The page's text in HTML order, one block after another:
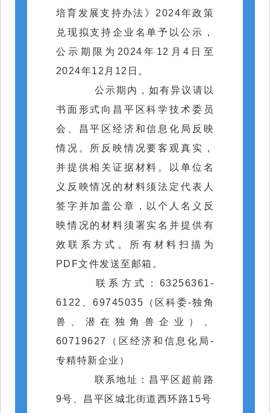
培育发展支持办法》 2024年政策
兑现拟支持企业名单予以公示，
公示期限 为2024年12月 4 日至
2024年12 月 12 日。
公示期内，如有异议 请以
书面形式向昌平区科学技术委员
会、
昌平区经济和信息化局 反映
情况 。 所反映情况要客观真实，
并提供相关证据材料。以单位名
义反映情况的材料须法定代表人
签字并加盖公章，以个人名义反
映情况的材料须署实名并提供有
效联系方式。 所有材料 扫描为
PDF文件发送至 邮箱。
联系方式
：63256361-
6122
、69745035（ 区科委-独角
兽、潜在独角兽企业
）
60719627
（区经济和信息化局-
专精特新企业）
联系地址：昌平区超前路
9号、昌平区城北街道西环路15号